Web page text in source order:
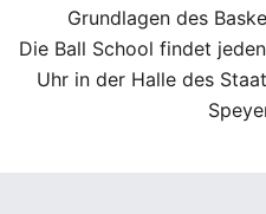
Grundlagen des
Die Ball School findet
Uhr in der Halle des